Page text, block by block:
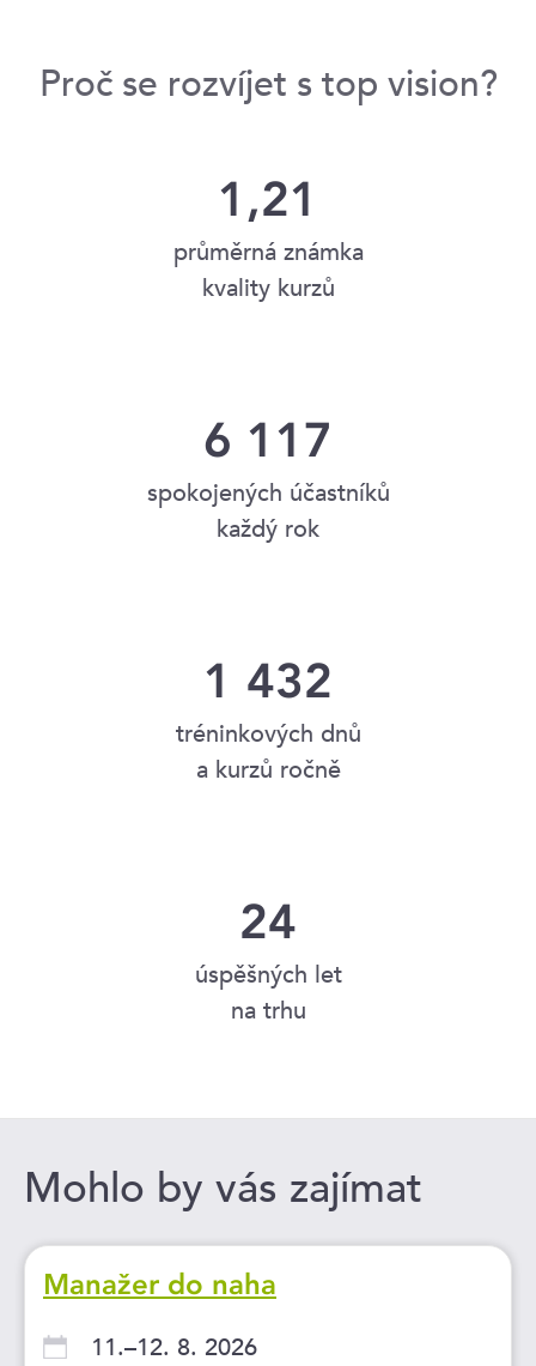
Proč se rozvíjet s top vision?
1,21
průměrná známka
kvality kurzů
6 117
spokojených účastníků
každý rok
1 432
tréninkových dnů
a kurzů ročně
24
úspěšných let
na trhu
Mohlo by vás zajímat
Manažer do naha
11.–12. 8. 2026